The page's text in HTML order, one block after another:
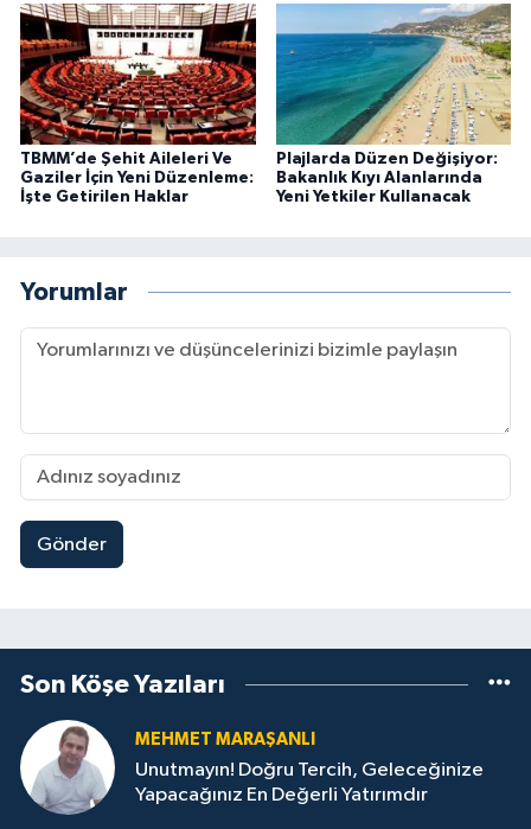
TBMM’de Şehit Aileleri Ve
Gaziler İçin Yeni Düzenleme:
İşte Getirilen Haklar
Plajlarda Düzen Değişiyor:
Bakanlık Kıyı Alanlarında
Yeni Yetkiler Kullanacak
Yorumlar
Gönder
Son Köşe Yazıları
MEHMET MARAŞANLI
Unutmayın! Doğru Tercih, Geleceğinize
Yapacağınız En Değerli Yatırımdır